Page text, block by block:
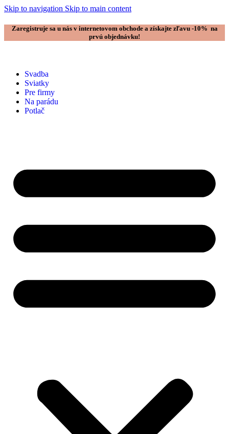
Skip to navigation Skip to main content
Zaregistruje sa u nás v internetovom obchode a získajte zľavu -10% na
prvú objednávku!
Svadba
Sviatky
Pre firmy
Na parádu
Potlač